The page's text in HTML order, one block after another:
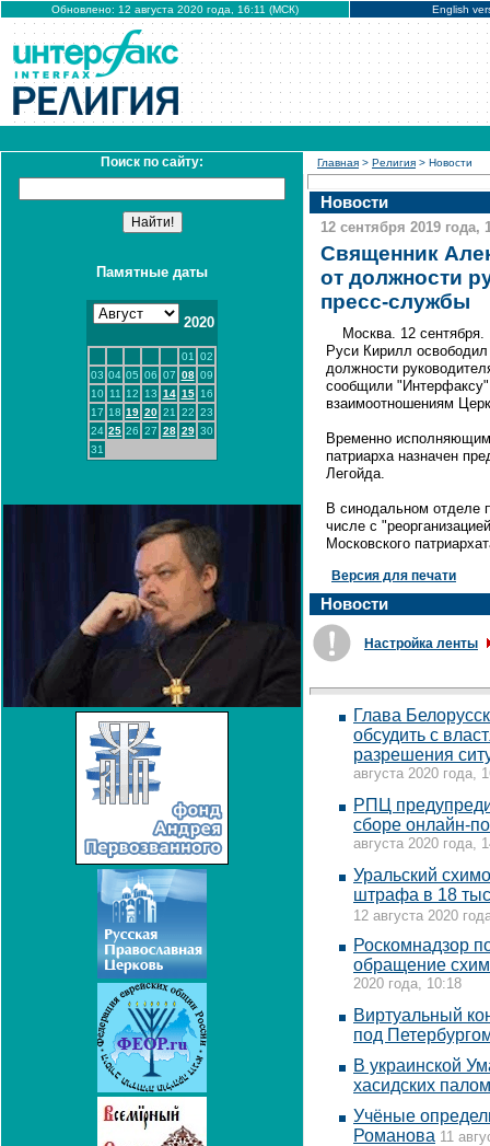
Обновлено: 12 августа 2020 года, 16:11 (МСК) English
Поиск по сайту:
Памятные даты
2020
01
02
03 04 05 06 07 08 09
10
11 12 13 14 15 16
17 18 19 20 21 22 23
24 25 26 27 28 29 30
31
Главная > Религия > Новости
Новости
12 сентября 2019 года,
Священник
от должности
пресс-службы
Москва. 12
Руси Кирилл
должности
сообщили
взаимоотношениям
Временно исполняющим
патриарха назначен
Легойда.
В синодальном отделе
числе с
Московского
Версия для печати
Новости
Настройка ленты
Глава
обсудить с
разрешения
августа 2020 года,
РПЦ
сборе онлайн-
августа 2020 года,
Уральский
штрафа в 18
12 августа 2020
Роскомнадзор
обращение
2020 года, 10:18
Виртуальный
под
В украинской
хасидских
Учёные
Романова 11